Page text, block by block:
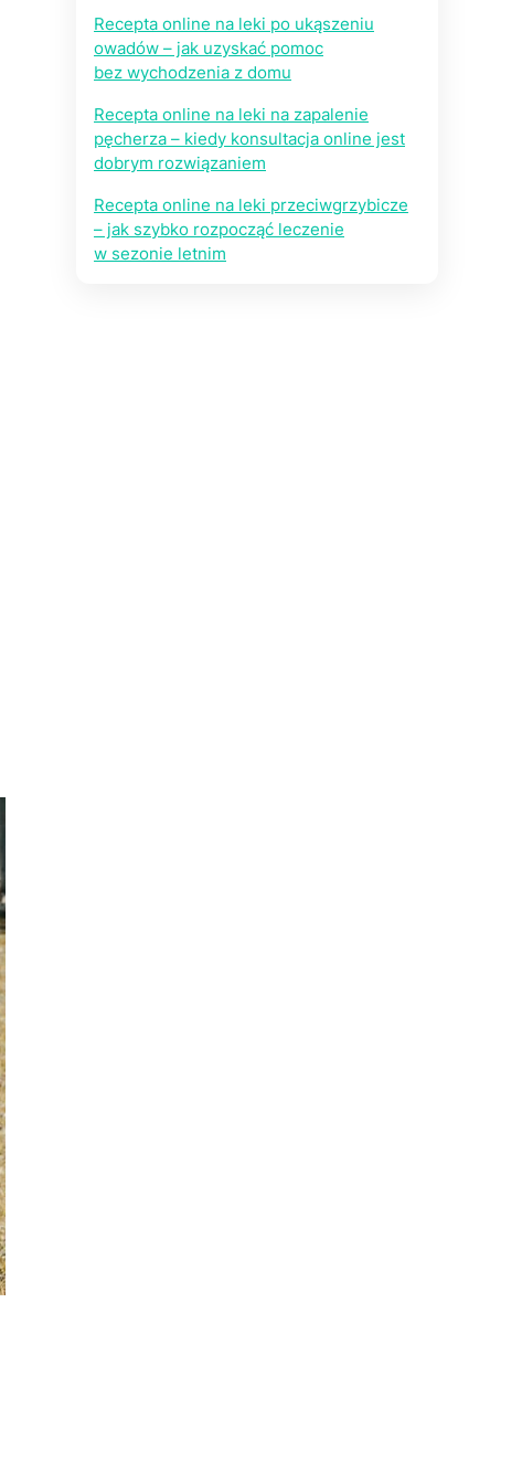
Recepta online na leki po ukąszeniu
owadów – jak uzyskać pomoc
bez wychodzenia z domu
Recepta online na leki na zapalenie
pęcherza – kiedy konsultacja online jest
dobrym rozwiązaniem
Recepta online na leki przeciwgrzybicze
– jak szybko rozpocząć leczenie
w sezonie letnim